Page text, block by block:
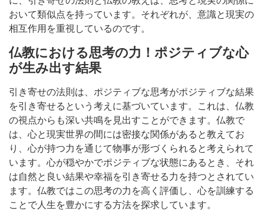
おいて類似点を持っています。それぞれが、意識と現実の
相互作用を重視しているのです。
仏教における思考の力！ポジティブな心
が生み出す結果
引き寄せの法則は、ポジティブな思考がポジティブな結果
を引き寄せるという考えに基づいています。これは、仏教
の視点からも深い共鳴を見出すことができます。仏教で
は、心と現実世界の間には密接な関係があると教えてお
り、心が持つ力を通じて物事が形づくられると考えられて
います。心が穏やかでポジティブな状態にあるとき、それ
は自然と良い結果や幸福を引き寄せる力を持つとされてい
ます。仏教ではこの思考の力を高く評価し、心を訓練する
ことで人生を豊かにする方法を探求しています。